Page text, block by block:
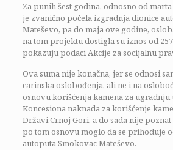
Za punih šest godina, odnosno od
je zvanično počela izgradnja dionice
Mateševo, pa do maja ove godine,
na tom projektu dostigla su iznos od
pokazuju podaci Akcije za socijalnu
Ova suma nije konačna, jer se odnosi
carinska oslobođenja, ali ne i na
osnovu korišćenja kamena za ugradnju
Koncesiona naknada za korišćenje
Državi Crnoj Gori, a do sada nije
po tom osnovu moglo da se prihoduje
autoputa Smokovac Mateševo.